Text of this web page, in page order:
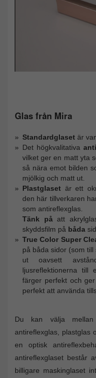
Glas från Mira
Standardglaset är
Det högkvalitativa
vilket ger en matt yta
så nära emot bilden
mjölkig och matt ut.
Plastglaset är ett
den här tillverkaren
som antireflexglas.
Tänk påatt
skyddsfilm på båda
True Color Super
på båda sidor (som
ut oavsett
ljusreflektionerna till
färger perfekt och
perfekt att använda
Du kan välja mellan
antireflexglas, plastglas
en optisk
antireflexglaset består
billigare maskinglaset